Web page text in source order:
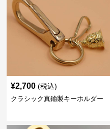
¥2,700 (税込)
クラシック真鍮製キーホルダー